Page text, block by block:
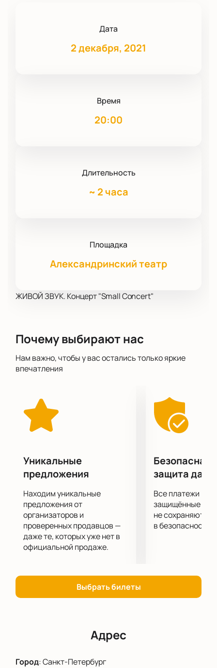
Дата
2 декабря, 2021
Время
20:00
Длительность
~ 2 часа
Площадка
Александринский театр
ЖИВОЙ ЗВУК. Концерт "Small Concert"
Почему выбирают нас
Нам важно, чтобы у вас остались только яркие
впечатления
Уникальные
предложения
Находим уникальные
предложения от
организаторов и
проверенных продавцов —
даже те, которых уже нет в
официальной продаже.
Безопасная
защита
Все платежи
защищённые
не сохраняются
в безопасности.
Выбрать билеты
Адрес
Город:Санкт-Петербург